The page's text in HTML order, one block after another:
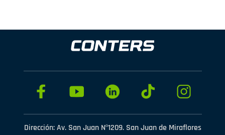
Dirección: Av. San Juan Nº1209. San Juan de Miraflores